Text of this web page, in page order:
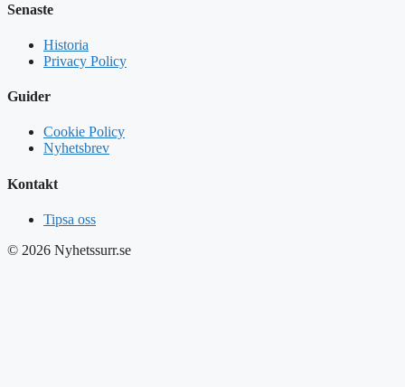
Senaste
Historia
Privacy Policy
Guider
Cookie Policy
Nyhetsbrev
Kontakt
Tipsa oss
© 2026 Nyhetssurr.se